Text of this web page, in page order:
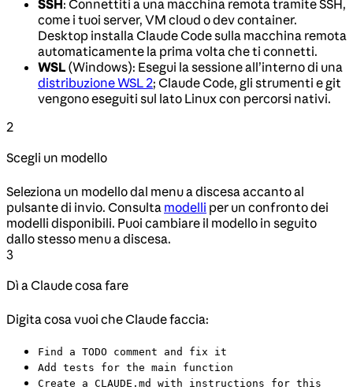
SSH : Connettiti a una macchina remota tramite SSH,
come i tuoi server, VM cloud o dev container.
Desktop installa Claude Code sulla macchina remota
automaticamente la prima volta che ti connetti.
WSL (Windows): Esegui la sessione all’interno di una
distribuzione WSL 2; Claude Code, gli strumenti e git
vengono eseguiti sul lato Linux con percorsi nativi.
2
Scegli un modello
Seleziona un modello dal menu a discesa accanto al
pulsante di invio. Consulta modelli per un confronto dei
modelli disponibili. Puoi cambiare il modello in seguito
dallo stesso menu a discesa.
3
Dì a Claude cosa fare
Digita cosa vuoi che Claude faccia:
Find a TODO comment and fix it
Add tests for the main function
Create a CLAUDE.md with instructions for this